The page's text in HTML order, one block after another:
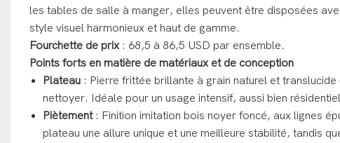
les tables de salle à manger, elles peuvent être disposées
style visuel harmonieux et haut de gamme.
Fourchette de prix: 68,5 à 86,5 USD par ensemble.
Points forts en matière de matériaux et de conception
Plateau : Pierre frittée brillante à grain naturel et
nettoyer. Idéale pour un usage intensif, aussi bien
Piètement: Finition imitation bois noyer foncé, aux lignes
plateau une allure unique et une meilleure stabilité, tandis